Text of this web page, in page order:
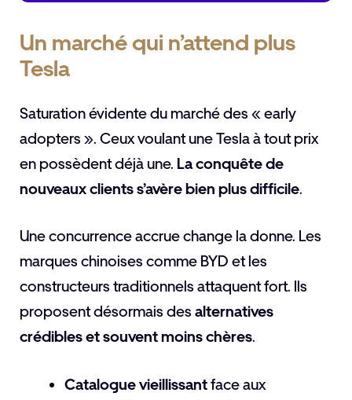
Un marché qui n’attend plus
Tesla
Saturation évidente du marché des « early
adopters ». Ceux voulant une Tesla à tout prix
en possèdent déjà une. La conquête de
nouveaux clients s’avère bien plus difficile.
Une concurrence accrue change la donne. Les
marques chinoises comme BYD et les
constructeurs traditionnels attaquent fort. Ils
proposent désormais des alternatives
crédibles et souvent moins chères.
Catalogue vieillissantface aux